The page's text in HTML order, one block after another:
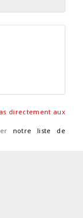
directement aux
notre liste de